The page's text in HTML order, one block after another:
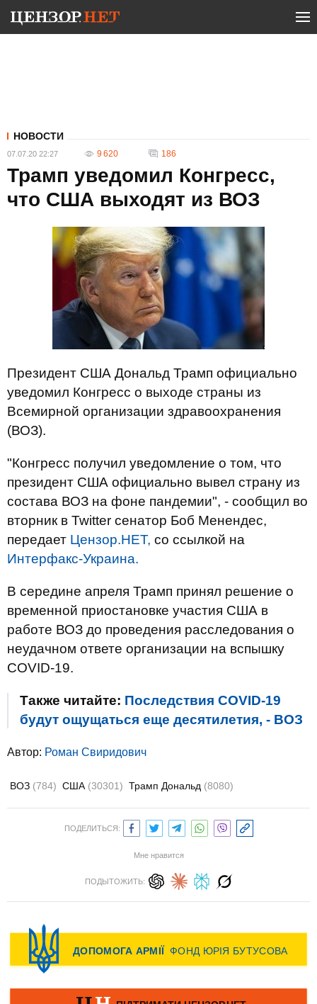
НОВОСТИ
07.07.20 22:27 9 620 186
Трамп уведомил Конгресс,
что США выходят из ВОЗ
Президент США Дональд Трамп официально
уведомил Конгресс о выходе страны из
Всемирной организации здравоохранения
(ВОЗ).
"Конгресс получил уведомление о том, что
президент США официально вывел страну из
состава ВОЗ на фоне пандемии", - сообщил во
вторник в Twitter сенатор Боб Менендес,
передает Цензор.НЕТ, со ссылкой на
Интерфакс-Украина.
В середине апреля Трамп принял решение о
временной приостановке участия США в
работе ВОЗ до проведения расследования о
неудачном ответе организации на вспышку
COVID-19.
Также читайте: Последствия COVID-19
будут ощущаться еще десятилетия, - ВОЗ
Автор: Роман Свиридович
ВОЗ (784) США (30301) Трамп Дональд (8080)
ПОДЕЛИТЬСЯ:
Мне нравится
ПОДЫТОЖИТЬ: